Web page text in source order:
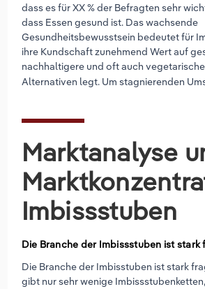
dass es für XX % der Befragten sehr
dass Essen gesund ist. Das wachsende
Gesundheitsbewusstsein bedeutet für
ihre Kundschaft zunehmend Wert auf
nachhaltigere und oft auch
Alternativen legt. Um stagnierenden
Marktanalyse
Imbissstuben
Die Branche der Imbissstuben ist
Die Branche der Imbisstuben ist stark
gibt nur sehr wenige